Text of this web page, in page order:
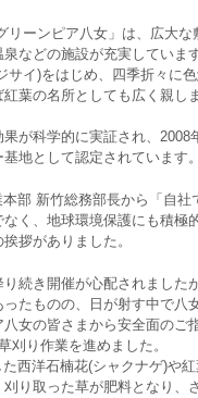
リーンピア八女」は、広大な
などの施設が充実しています
サイ)をはじめ、四季折々
葉の名所としても広く親し
が科学的に実証され、2008
地として認定されています。
部 新竹総務部長から「自社
く、地球環境保護にも積極
拶がありました。
続き開催が心配されましたが
たものの、日が射す中で八
女の皆さまから安全面のご
刈り作業を進めました。
西洋石楠花(シャクナゲ)や紅
り取った草が肥料となり、